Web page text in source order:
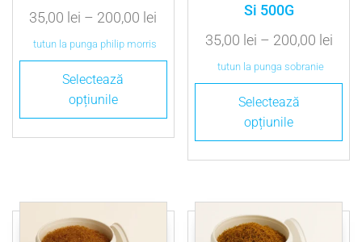
35,00 lei – 200,00 lei
tutun la punga philip morris
Selectează
opțiunile
Si 500G
35,00 lei – 200,00 lei
tutun la punga sobranie
Selectează
opțiunile